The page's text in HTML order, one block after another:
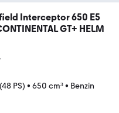
Interceptor 650 E5
GT+ HELM
PS) • 650 cm³• Benzin